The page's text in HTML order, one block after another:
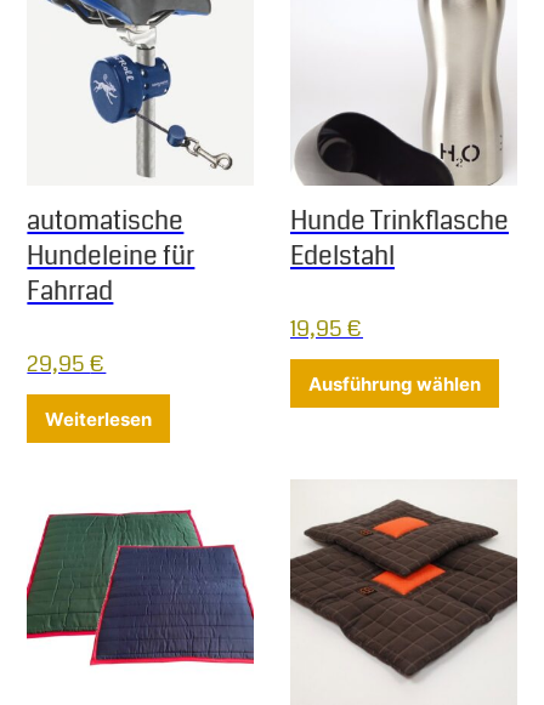
automatische
Hundeleine für
Fahrrad
29,95€
Weiterlesen
Hunde Trinkflasche
Edelstahl
19,95€
Ausführung wählen